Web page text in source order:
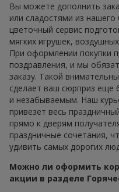
Вы можете дополнить
или сладостями из
цветочный сервис
мягких игрушек,
При оформлении покупки
поздравления, и мы
заказу. Такой
сделает ваш сюрприз еще
и незабываемым. Наш
привезет весь
прямо к дверям
праздничные сочетания,
удивить самых дорогих
Можно ли оформить
акции в разделе